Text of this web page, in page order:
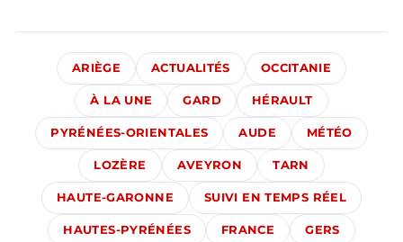
ARIÈGE ACTUALITÉS OCCITANIE
À LA UNE GARD HÉRAULT
PYRÉNÉES-ORIENTALES AUDE MÉTÉO
LOZÈRE AVEYRON TARN
HAUTE-GARONNE SUIVI EN TEMPS RÉEL
HAUTES-PYRÉNÉES FRANCE GERS